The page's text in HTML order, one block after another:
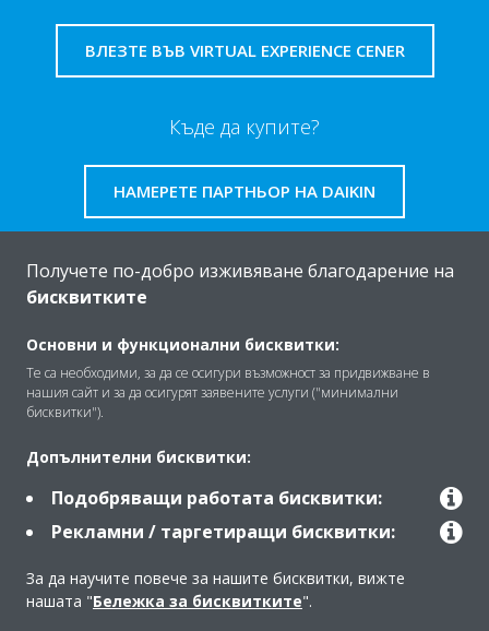
ВЛЕЗТЕ ВЪВ VIRTUAL EXPERIENCE CENER
Къде да купите?
НАМЕРЕТЕ ПАРТНЬОР НА DAIKIN
Решения
Контакт
Продукти
Получете по-добро изживяване благодарение на
бисквитките
Основни и функционални бисквитки:
Те са необходими, за да се осигури възможност за придвижване в
нашия сайт и за да осигурят заявените услуги ("минимални
бисквитки").
Допълнителни бисквитки:
Подобряващи работата бисквитки:
Рекламни / таргетиращи бисквитки:
За да научите повече за нашите бисквитки, вижте
нашата "Бележка за бисквитките".